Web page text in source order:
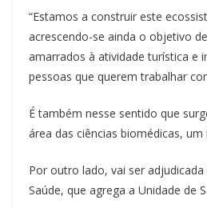
“Estamos a construir este
acrescendo-se ainda o objetivo
amarrados à atividade turística e
pessoas que querem trabalhar
É também nesse sentido que
área das ciências biomédicas,
Por outro lado, vai ser
Saúde, que agrega a Unidade de